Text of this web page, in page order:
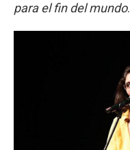
para el fin del mundo.